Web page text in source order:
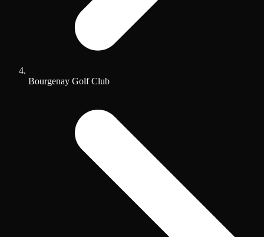
Bourgenay Golf Club